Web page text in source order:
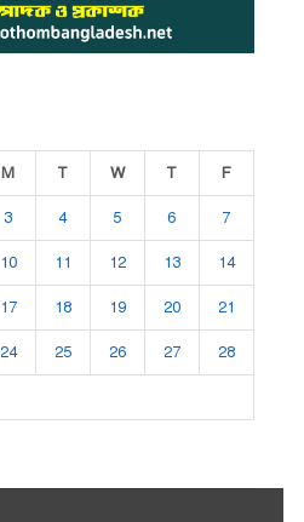
M T W T F
3 4 5 6 7
10 11 12 13 14
17 18 19 20 21
24 25 26 27 28